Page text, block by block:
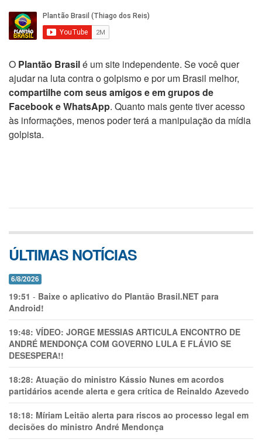
O Plantão Brasilé um site independente. Se você quer
ajudar na luta contra o golpismo e por um Brasil melhor,
compartilhe com seus amigos e em grupos de
Facebook e WhatsApp. Quanto mais gente tiver acesso
às informações, menos poder terá a manipulação da mídia
golpista.
ÚLTIMAS NOTÍCIAS
6/8/2026
19:51 - Baixe o aplicativo do Plantão Brasil.NET para
Android!
19:48: VÍDEO: JORGE MESSIAS ARTICULA ENCONTRO DE
ANDRÉ MENDONÇA COM GOVERNO LULA E FLÁVIO SE
DESESPERA!!
18:28: Atuação do ministro Kássio Nunes em acordos
partidários acende alerta e gera crítica de Reinaldo Azevedo
18:18: Míriam Leitão alerta para riscos ao processo legal em
decisões do ministro André Mendonça